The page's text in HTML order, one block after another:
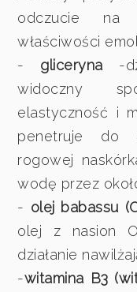
odczucie na
właściwości
- gliceryna -
widoczny
elastyczność i
penetruje do
rogowej
wodę przez
- olej babassu
olej z nasion
działanie
-witamina B3